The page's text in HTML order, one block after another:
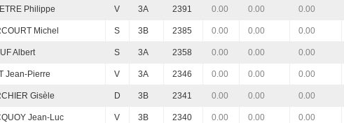
Philippe V 3A 2391 0.00 0.00 0.00
Michel S 3B 2385 0.00 0.00 0.00
Albert S 3A 2358 0.00 0.00 0.00
Jean-Pierre V 3A 2346 0.00 0.00 0.00
Gisèle D 3B 2341 0.00 0.00 0.00
Jean-Luc V 3B 2340 0.00 0.00 0.00